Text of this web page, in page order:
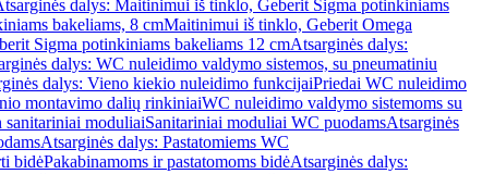
dalys: Maitinimui iš tinklo, Geberit Sigma potinkiniams
bakeliams, 8 cmMaitinimui iš tinklo, Geberit Omega
Sigma potinkiniams bakeliams 12 cmAtsarginės dalys:
dalys: WC nuleidimo valdymo sistemos, su pneumatiniu
dalys: Vieno kiekio nuleidimo funkcijaiPriedai WC nuleidimo
montavimo dalių rinkiniaiWC nuleidimo valdymo sistemoms su
moduliaiSanitariniai moduliai WC puodamsAtsarginės
Atsarginės dalys: Pastatomiems WC
bidėPakabinamoms ir pastatomoms bidėAtsarginės dalys: